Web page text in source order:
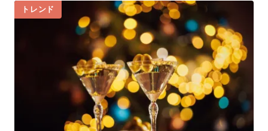
トレンド